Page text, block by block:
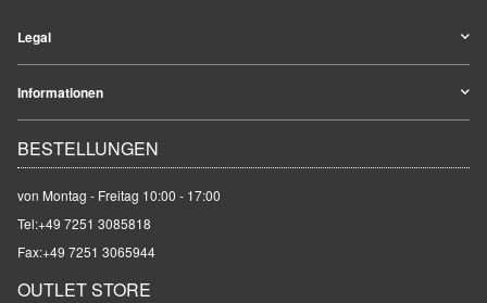
Legal
Informationen
BESTELLUNGEN
von Montag - Freitag 10:00 - 17:00
Tel:+49 7251 3085818
Fax:+49 7251 3065944
OUTLET STORE